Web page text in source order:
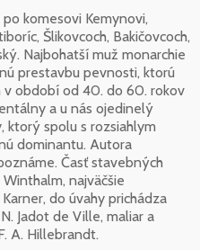
komesovi Kemynovi,
Šlikovcoch, Bakičovcoch,
Najbohatší muž monarchie
prestavbu pevnosti, ktorú
v období od 40. do 60. rokov
a u nás ojedinelý
ktorý spolu s rozsiahlym
dominantu. Autora
Časť stavebných
najväčšie
do úvahy prichádza
Jadot de Ville, maliar a
A. Hillebrandt.